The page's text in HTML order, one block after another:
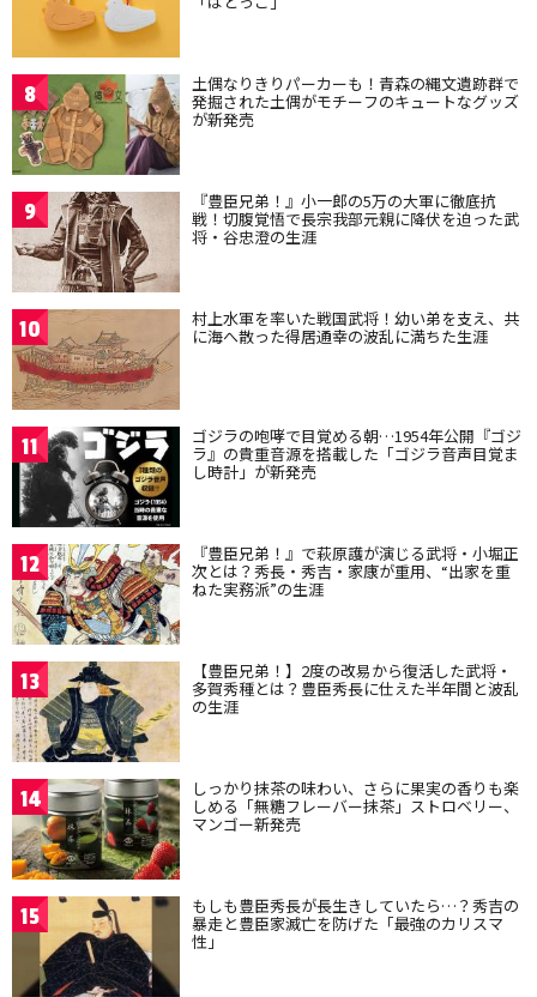
8 土偶なりきりパーカーも！青森の縄文遺跡群で
発掘された土偶がモチーフのキュートなグッズ
が新発売
9 『豊臣兄弟！』小一郎の5万の大軍に徹底抗
戦！切腹覚悟で長宗我部元親に降伏を迫った武
将・谷忠澄の生涯
10 村上水軍を率いた戦国武将！幼い弟を支え、共
に海へ散った得居通幸の波乱に満ちた生涯
11 ゴジラの咆哮で目覚める朝…1954年公開『ゴジ
ラ』の貴重音源を搭載した「ゴジラ音声目覚ま
し時計」が新発売
12 『豊臣兄弟！』で萩原護が演じる武将・小堀正
次とは？秀長・秀吉・家康が重用、“出家を重
ねた実務派”の生涯
13 【豊臣兄弟！】2度の改易から復活した武将・
多賀秀種とは？豊臣秀長に仕えた半年間と波乱
の生涯
14 しっかり抹茶の味わい、さらに果実の香りも楽
しめる「無糖フレーバー抹茶」ストロベリー、
マンゴー新発売
15 もしも豊臣秀長が長生きしていたら…？秀吉の
暴走と豊臣家滅亡を防げた「最強のカリスマ
性」